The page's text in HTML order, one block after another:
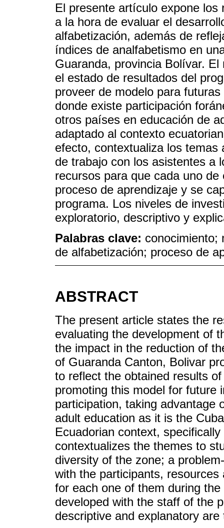
El presente artículo expone
a la hora de evaluar el
alfabetización, además de
índices de analfabetismo en
Guaranda, provincia Bolívar.
el estado de resultados del
proveer de modelo para
donde existe participación
otros países en educación de
adaptado al contexto
efecto, contextualiza los
de trabajo con los asistentes a
recursos para que cada uno
proceso de aprendizaje y se
programa. Los niveles de
exploratorio, descriptivo y
Palabras clave: conocimiento;
de alfabetización; proceso de
ABSTRACT
The present article states the
evaluating the development of
the impact in the reduction of
of Guaranda Canton, Bolivar
to reflect the obtained results
promoting this model for future
participation, taking advantage
adult education as it is the
Ecuadorian context,
contextualizes the themes to
diversity of the zone; a
with the participants,
for each one of them during
developed with the staff of the
descriptive and explanatory